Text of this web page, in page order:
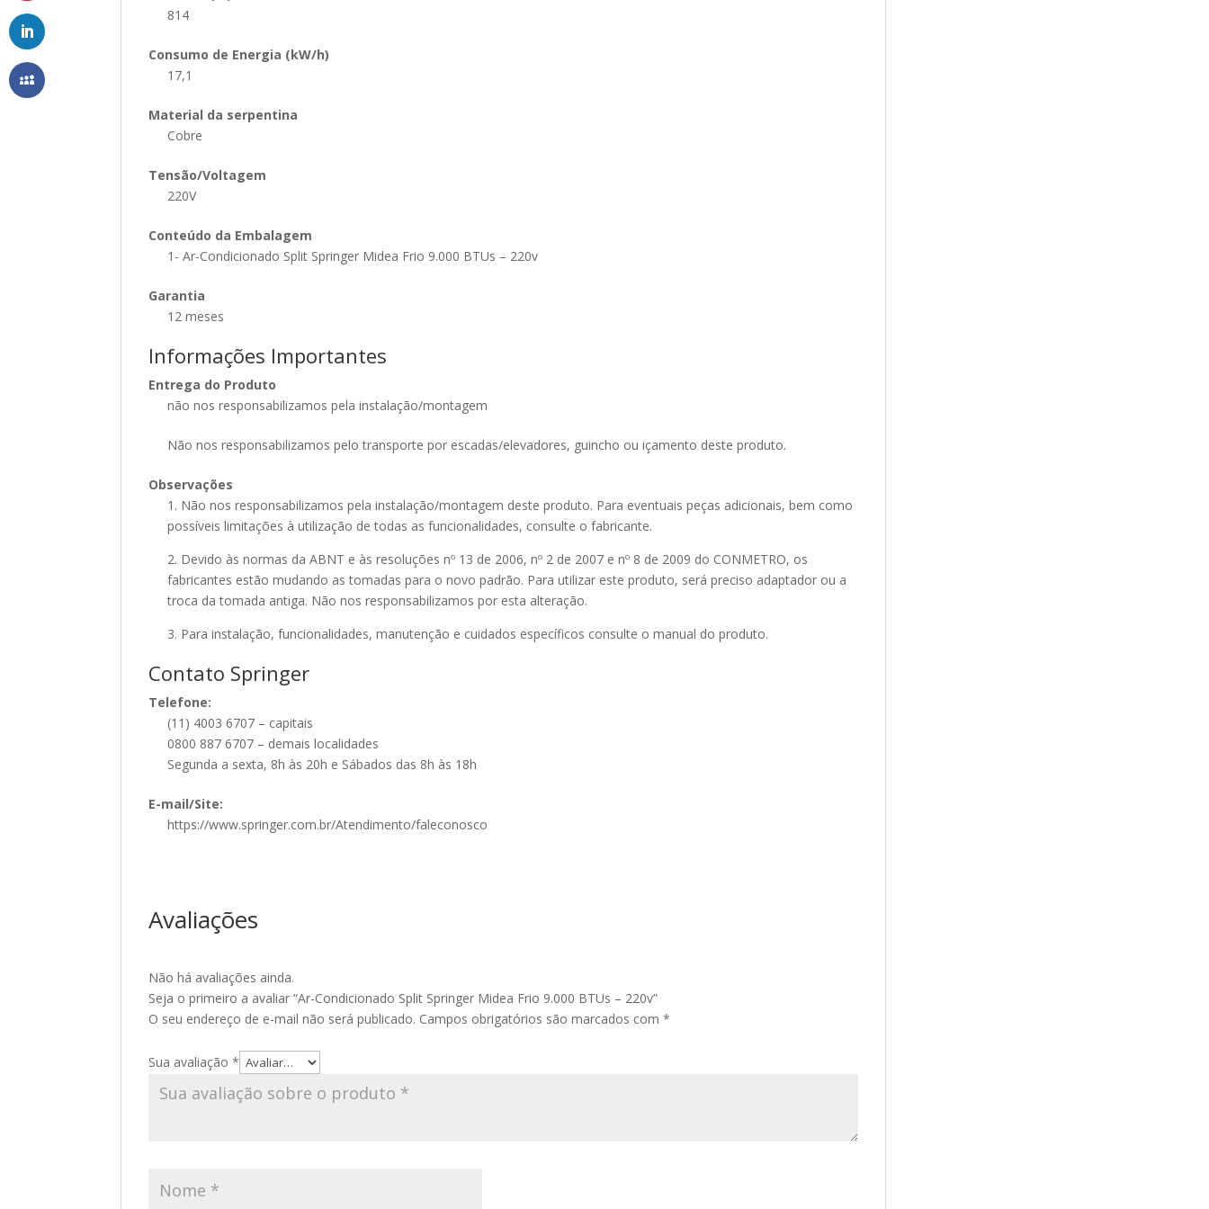
814
Consumo de Energia (kW/h)
17,1
Material da serpentina
Cobre
Tensão/Voltagem
220V
Conteúdo da Embalagem
1- Ar-Condicionado Split Springer Midea Frio 9.000 BTUs – 220v
Garantia
12 meses
Informações Importantes
Entrega do Produto
não nos responsabilizamos pela instalação/montagem
Não nos responsabilizamos pelo transporte por escadas/elevadores, guincho ou içamento deste produto.
Observações
1. Não nos responsabilizamos pela instalação/montagem deste produto. Para eventuais peças adicionais, bem como
possíveis limitações à utilização de todas as funcionalidades, consulte o fabricante.
2. Devido às normas da ABNT e às resoluções nº 13 de 2006, nº 2 de 2007 e nº 8 de 2009 do CONMETRO, os
fabricantes estão mudando as tomadas para o novo padrão. Para utilizar este produto, será preciso adaptador ou a
troca da tomada antiga. Não nos responsabilizamos por esta alteração.
3. Para instalação, funcionalidades, manutenção e cuidados específicos consulte o manual do produto.
Contato Springer
Telefone:
(11) 4003 6707 – capitais
0800 887 6707 – demais localidades
Segunda a sexta, 8h às 20h e Sábados das 8h às 18h
E-mail/Site:
https://www.springer.com.br/Atendimento/faleconosco
Avaliações
Não há avaliações ainda.
Seja o primeiro a avaliar “Ar-Condicionado Split Springer Midea Frio 9.000 BTUs – 220v”
O seu endereço de e-mail não será publicado. Campos obrigatórios são marcados com*
Sua avaliação*